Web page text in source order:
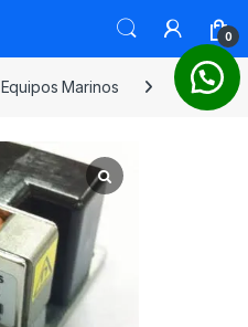
0
Equipos Marinos Radares